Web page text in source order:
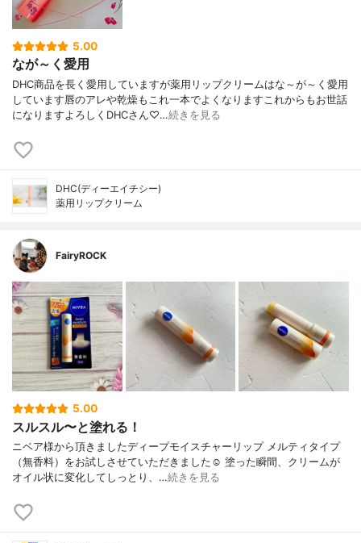
5.00
なが～く愛用
DHC商品を長く愛用していますが薬用リップクリームはな～が～く愛用
しています唇のアレや乾燥もこれ一本でよくなりますこれからもお世話
になりますよろしくDHCさん♡…続きを見る
DHC(ディーエイチシー)
薬用リップクリーム
FairyROCK
5.00
スルスル〜と塗れる！
ニベア様から頂きましたディープモイスチャーリップ メルティタイプ
（無香料）をお試しさせていただきました☺︎︎ 塗った瞬間、クリームが
オイル状に変化してしっとり、…続きを見る